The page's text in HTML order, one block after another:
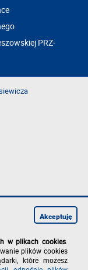
PRZ-
w plikach cookies
plików cookies
które możesz
Akceptuję